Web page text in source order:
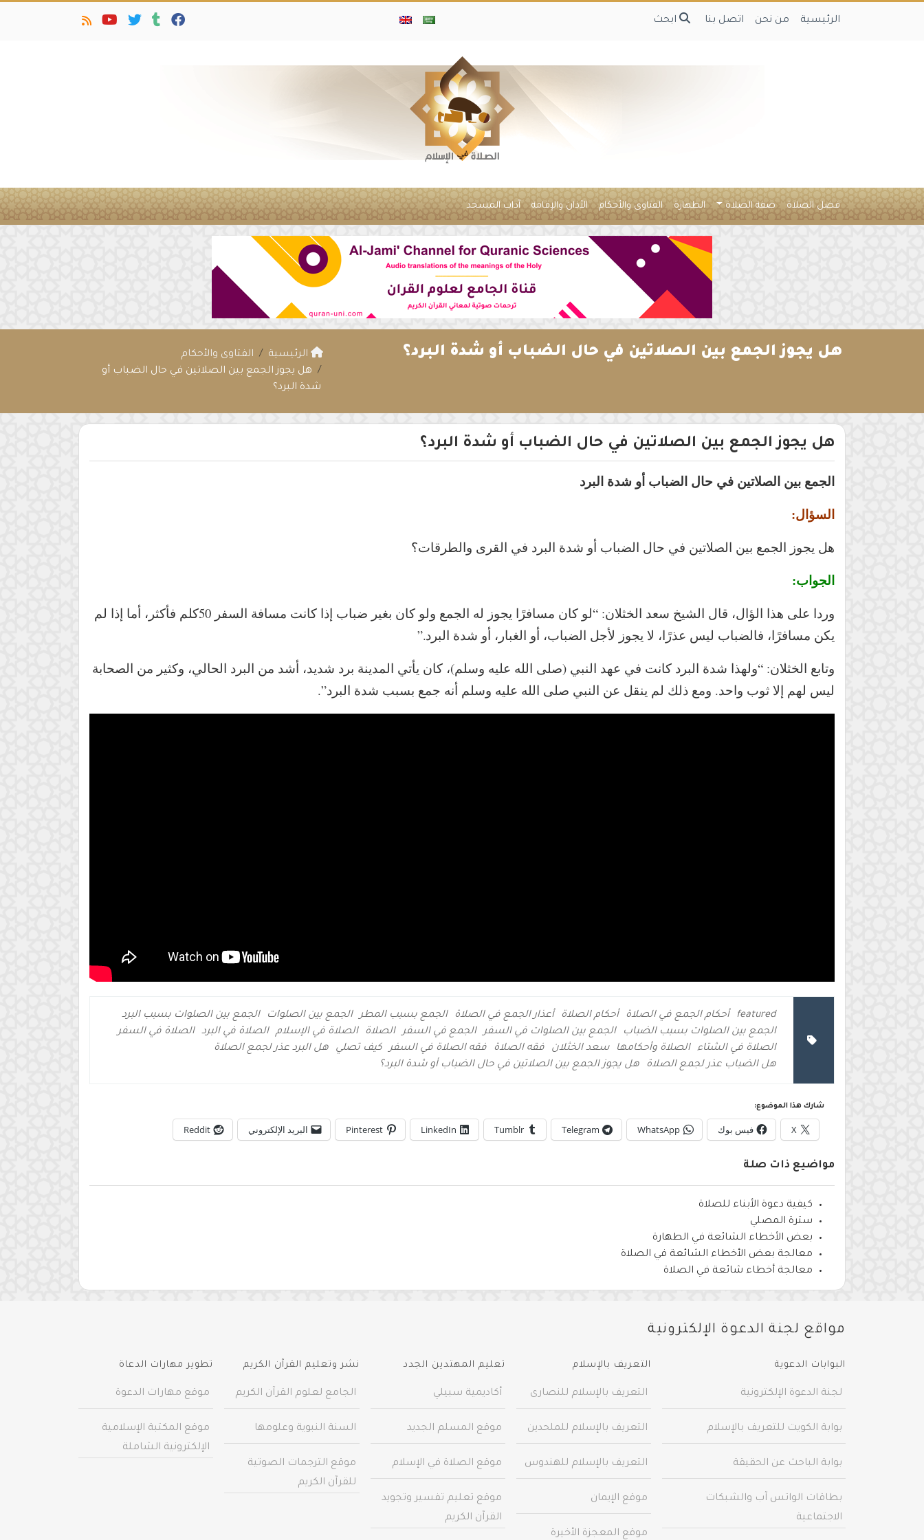
الرئيسية من نحن اتصل بنا ابحث
فضل الصلاة صفة الصلاة الطهارة الفتاوى والأحكام الأذان والإقامة آداب المسجد
هل يجوز الجمع بين الصلاتين في حال الضباب أو شدة البرد؟ الرئيسية
الفتاوى والأحكام
هل يجوز الجمع بين الصلاتين في حال الضباب أو
شدة البرد؟
هل يجوز الجمع بين الصلاتين في حال الضباب أو شدة البرد؟
الجمع بين الصلاتين في حال الضباب أو شدة البرد
السؤال:
هل يجوز الجمع بين الصلاتين في حال الضباب أو شدة البرد في القرى والطرقات؟
الجواب:
وردا على هذا الؤال، قال الشيخ سعد الخثلان: “لو كان مسافرًا يجوز له الجمع ولو كان بغير ضباب إذا كانت مسافة السفر 50كلم فأكثر، أما إذا لم
يكن مسافرًا، فالضباب ليس عذرًا، لا يجوز لأجل الضباب، أو الغبار، أو شدة البرد.”
وتابع الخثلان: “ولهذا شدة البرد كانت في عهد النبي (صلى الله عليه وسلم)، كان يأتي المدينة برد شديد، أشد من البرد الحالي، وكثير من الصحابة
ليس لهم إلا ثوب واحد. ومع ذلك لم ينقل عن النبي صلى الله عليه وسلم أنه جمع بسبب شدة البرد”.
featured أحكام الجمع في الصلاة أحكام الصلاة أعذار الجمع في الصلاة الجمع بسبب المطر الجمع بين الصلوات
الجمع بين الصلوات بسبب البرد
الجمع بين الصلوات بسبب الضباب
الجمع بين الصلوات في السفر الجمع في السفر الصلاة الصلاة في الإسلام الصلاة في البرد
الصلاة في السفر
الصلاة في الشتاء
الصلاة وأحكامها سعد الخثلان فقه الصلاة فقه الصلاة في السفر كيف تصلي
هل البرد عذر لجمع الصلاة
هل الضباب عذر لجمع الصلاة
هل يجوز الجمع بين الصلاتين في حال الضباب أو شدة البرد؟
شارك هذا الموضوع:
X فيس بوك WhatsApp
Telegram
Tumblr
LinkedIn
Pinterest البريد الإلكتروني Reddit
مواضيع ذات صلة
كيفية دعوة الأبناء للصلاة
سترة المصلي
بعض الأخطاء الشائعة في الطهارة
معالجة بعض الأخطاء الشائعة في الصلاة
معالجة أخطاء شائعة في الصلاة
مواقع لجنة الدعوة الإلكترونية
البوابات الدعوية
لجنة الدعوة الإلكترونية
بوابة الكويت للتعريف بالإسلام
بوابة الباحث عن الحقيقة
بطاقات الواتس آب والشبكات
الاجتماعية
التعريف بالإسلام
التعريف بالإسلام للنصارى
التعريف بالإسلام للملحدين
التعريف بالإسلام للهندوس
موقع الإيمان
موقع المعجزة الأخيرة
تعليم المهتدين الجدد
أكاديمية سبيلي
موقع المسلم الجديد
موقع الصلاة في الإسلام
موقع تعليم تفسير وتجويد
القرآن الكريم
نشر وتعليم القرآن الكريم
الجامع لعلوم القرآن الكريم
السنة النبوية وعلومها
موقع الترجمات الصوتية
للقرآن الكريم
تطوير مهارات الدعاة
موقع مهارات الدعوة
موقع المكتبة الإسلامية
الإلكترونية الشاملة